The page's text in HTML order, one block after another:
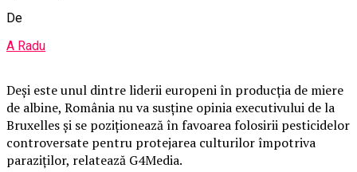
De
A Radu
Deşi este unul dintre liderii europeni în producţia de miere
de albine, România nu va susţine opinia executivului de la
Bruxelles şi se poziţionează în favoarea folosirii pesticidelor
controversate pentru protejarea culturilor împotriva
paraziţilor, relatează G4Media.